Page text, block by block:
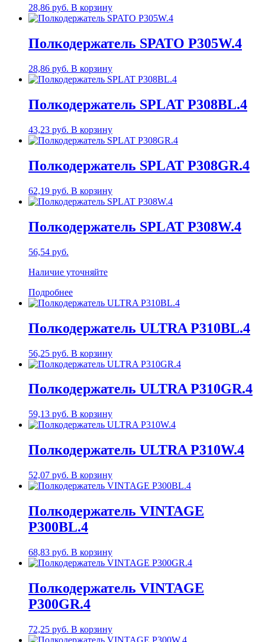
28,86 руб. В корзину
Полкодержатель SPATO P305W.4
28,86 руб. В корзину
Полкодержатель SPLAT P308BL.4
43,23 руб. В корзину
Полкодержатель SPLAT P308GR.4
62,19 руб. В корзину
Полкодержатель SPLAT P308W.4
56,54 руб.
Наличие уточняйте
Подробнее
Полкодержатель ULTRA P310BL.4
56,25 руб. В корзину
Полкодержатель ULTRA P310GR.4
59,13 руб. В корзину
Полкодержатель ULTRA P310W.4
52,07 руб. В корзину
Полкодержатель VINTAGE
P300BL.4
68,83 руб. В корзину
Полкодержатель VINTAGE
P300GR.4
72,25 руб. В корзину